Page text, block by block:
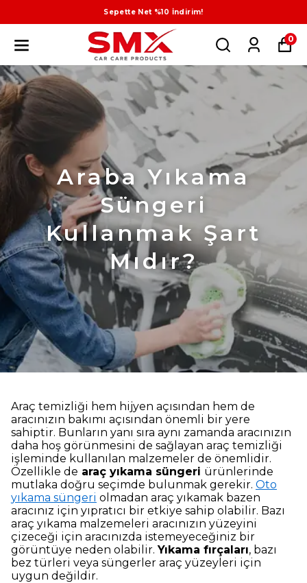
Sepette Net %10 İndirim!
0
Araba Yıkama
Süngeri
Kullanmak Şart
Mıdır?
Araç temizliği hem hijyen açısından hem de
aracınızın bakımı açısından önemli bir yere
sahiptir. Bunların yanı sıra aynı zamanda aracınızın
daha hoş görünmesini de sağlayan araç temizliği
işleminde kullanılan malzemeler de önemlidir.
Özellikle de araç yıkama süngeri ürünlerinde
mutlaka doğru seçimde bulunmak gerekir. Oto
yıkama süngeri olmadan araç yıkamak bazen
aracınız için yıpratıcı bir etkiye sahip olabilir. Bazı
araç yıkama malzemeleri aracınızın yüzeyini
çizeceği için aracınızda istemeyeceğiniz bir
görüntüye neden olabilir.Yıkama fırçaları, bazı
bez türleri veya süngerler araç yüzeyleri için
uygun değildir.